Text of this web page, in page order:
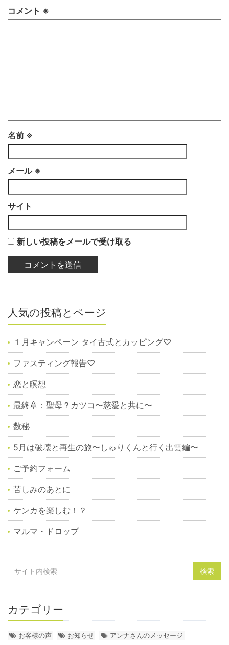
コメント ※
名前 ※
メール ※
サイト
新しい投稿をメールで受け取る
人気の投稿とページ
１月キャンペーン タイ古式とカッピング♡
ファスティング報告♡
恋と瞑想
最終章：聖母？カツコ〜慈愛と共に〜
数秘
5月は破壊と再生の旅〜しゅりくんと行く出雲編〜
ご予約フォーム
苦しみのあとに
ケンカを楽しむ！？
マルマ・ドロップ
カテゴリー
お客様の声 お知らせ アンナさんのメッセージ